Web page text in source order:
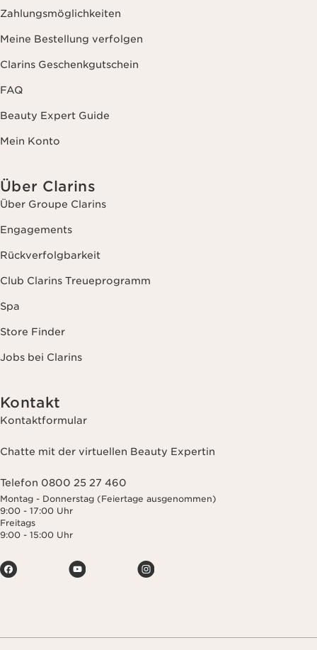
Zahlungsmöglichkeiten
Meine Bestellung verfolgen
Clarins Geschenkgutschein
FAQ
Beauty Expert Guide
Mein Konto
Über Clarins
Über Groupe Clarins
Engagements
Rückverfolgbarkeit
Club Clarins Treueprogramm
Spa
Store Finder
Jobs bei Clarins
Kontakt
Kontaktformular
Chatte mit der virtuellen Beauty Expertin
Telefon 0800 25 27 460
Montag - Donnerstag (Feiertage ausgenommen)
9:00 - 17:00 Uhr
Freitags
9:00 - 15:00 Uhr